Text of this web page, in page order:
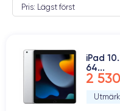
iPad
64...
2